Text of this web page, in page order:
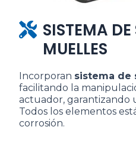
SISTEMA
MUELLES
Incorporan sistema de
facilitando la
actuador, garantizando
Todos los elementos
corrosión.